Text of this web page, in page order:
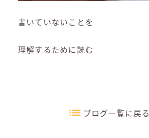
書いていないことを
理解するために読む
ブログ一覧に戻る